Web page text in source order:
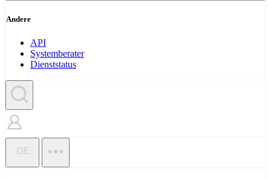
Andere
API
Systemberater
Dienststatus
DE